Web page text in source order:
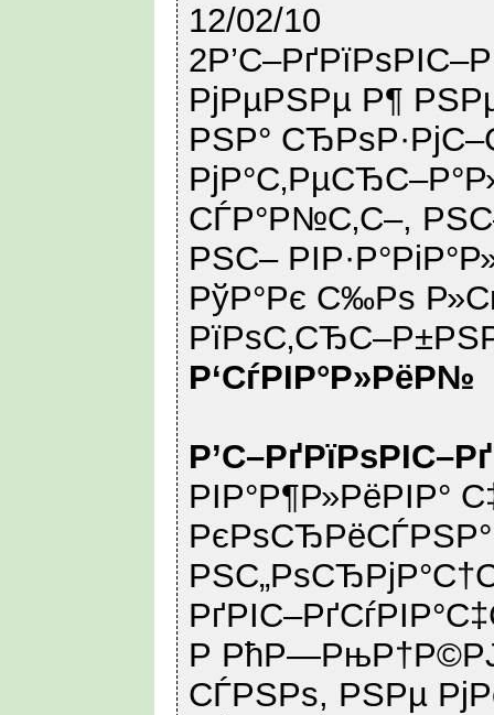
12/02/10
РјРµРЅРµ Р¶
РЅР°
СЃР°Р№С‚С–,
РЅС–
РўР°Рє С‰Рѕ
Р‘СѓРІР°Р»РёР№
РІР°Р¶Р»РёРІР°
Р
СЃРЅРѕ, РЅРµ